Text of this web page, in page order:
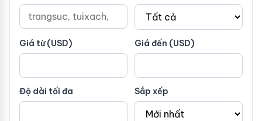
Giá từ (USD) Giá đến (USD)
Độ dài tối đa Sắp xếp